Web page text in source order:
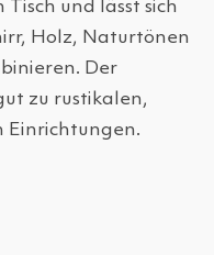
und lässt sich
Holz, Naturtönen
Der
zu rustikalen,
Einrichtungen.